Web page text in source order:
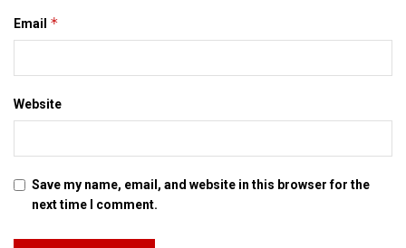
Email *
Website
Save my name, email, and website in this browser for the
next time I comment.